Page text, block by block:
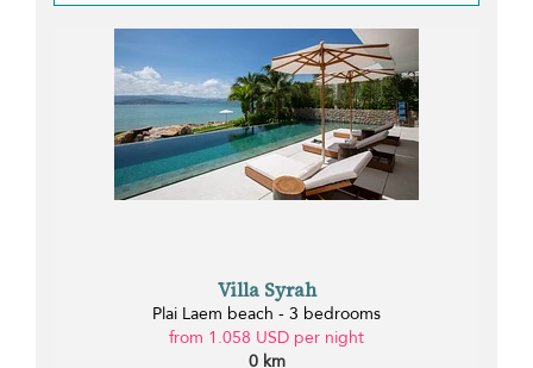
Villa Syrah
Plai Laem beach - 3 bedrooms
from 1.058 USD per night
0 km